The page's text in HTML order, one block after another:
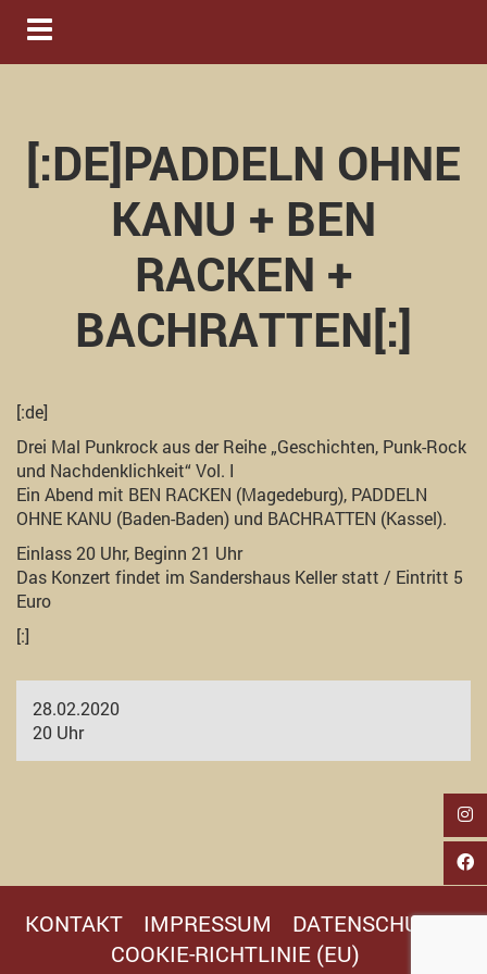
Navigation ein-/ausblenden
[:DE]PADDELN OHNE
KANU + BEN
RACKEN +
BACHRATTEN[:]
[:de]
Drei Mal Punkrock aus der Reihe „Geschichten, Punk-Rock
und Nachdenklichkeit“ Vol. I
Ein Abend mit BEN RACKEN (Magedeburg), PADDELN
OHNE KANU (Baden-Baden) und BACHRATTEN (Kassel).
Einlass 20 Uhr, Beginn 21 Uhr
Das Konzert findet im Sandershaus Keller statt / Eintritt 5
Euro
[:]
28.02.2020
20 Uhr
KONTAKT IMPRESSUM
DATENSCHUTZ
COOKIE-RICHTLINIE (EU)